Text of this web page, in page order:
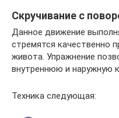
Скручивание с
Данное движение
стремятся качественно
живота. Упражнение
внутреннюю и наружную
Техника следующая: